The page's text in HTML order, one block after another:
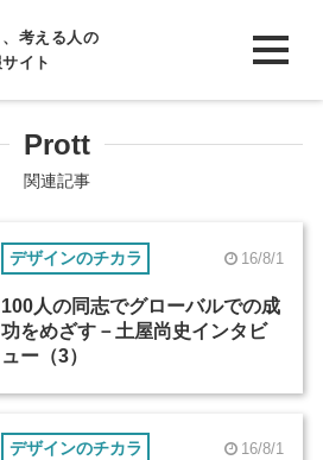
考える人の
イト
Prott
関連記事
デザインのチカラ 16/8/1
100人の同志でグローバルでの成
功をめざす－土屋尚史インタビ
ュー（3）
デザインのチカラ 16/8/1